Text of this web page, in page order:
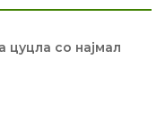
со најмал